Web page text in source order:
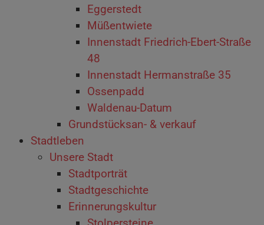
Eggerstedt
Müßentwiete
Innenstadt Friedrich-Ebert-Straße
48
Innenstadt Hermanstraße 35
Ossenpadd
Waldenau-Datum
Grundstücksan- & verkauf
Stadtleben
Unsere Stadt
Stadtporträt
Stadtgeschichte
Erinnerungskultur